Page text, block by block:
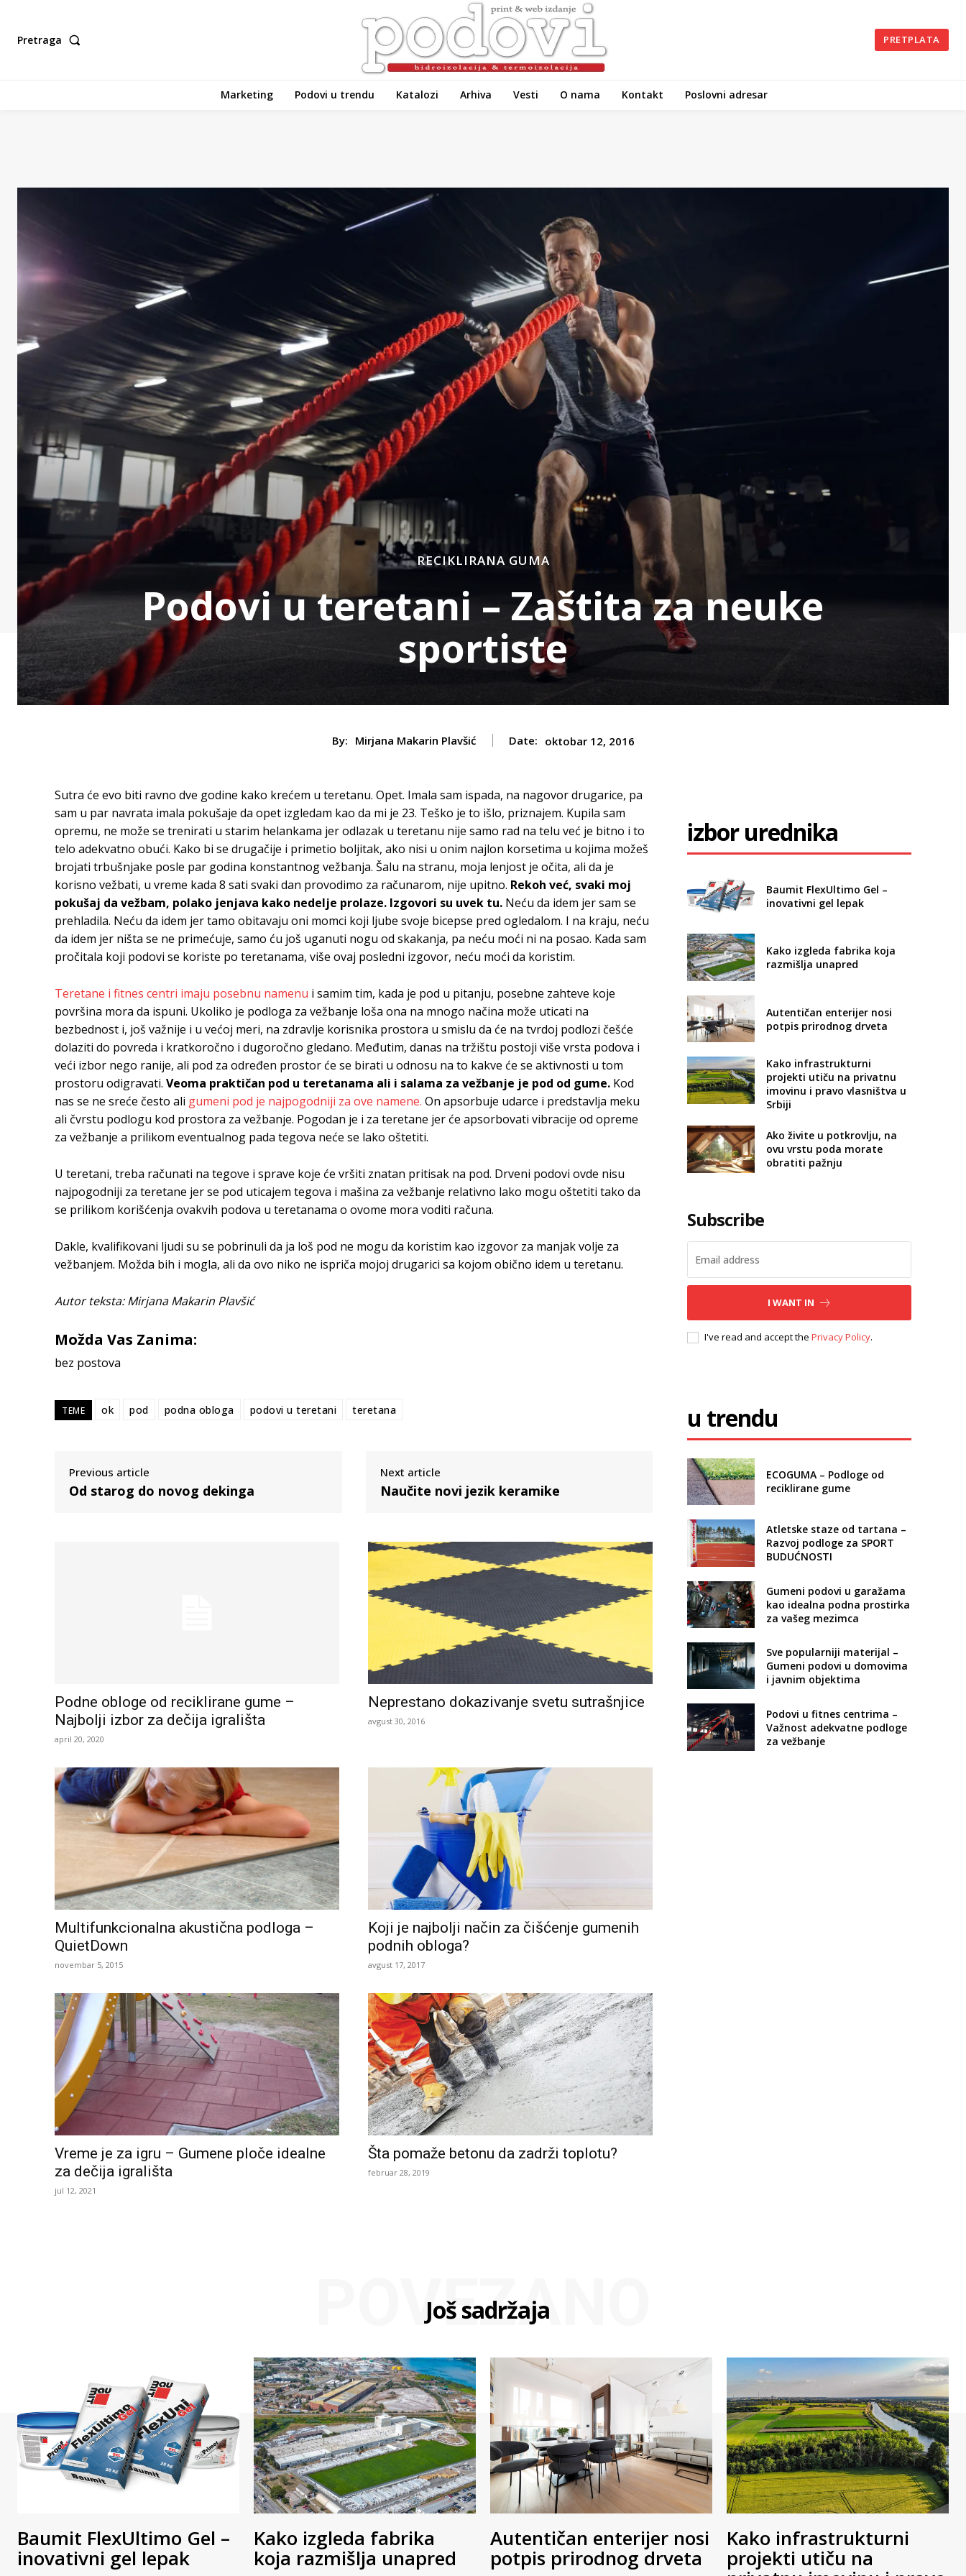
Pretraga PRETPLATA
Marketing Podovi u trendu Katalozi Arhiva Vesti O nama Kontakt Poslovni adresar
RECIKLIRANA GUMA
Podovi u teretani – Zaštita za neuke
sportiste
By: Mirjana Makarin Plavšić Date: oktobar 12, 2016
Sutra će evo biti ravno dve godine kako krećem u teretanu. Opet. Imala sam ispada, na nagovor drugarice, pa
sam u par navrata imala pokušaje da opet izgledam kao da mi je 23. Teško je to išlo, priznajem. Kupila sam
opremu, ne može se trenirati u starim helankama jer odlazak u teretanu nije samo rad na telu već je bitno i to
telo adekvatno obući. Kako bi se drugačije i primetio boljitak, ako nisi u onim najlon korsetima u kojima možeš
brojati trbušnjake posle par godina konstantnog vežbanja. Šalu na stranu, moja lenjost je očita, ali da je
korisno vežbati, u vreme kada 8 sati svaki dan provodimo za računarom, nije upitno. Rekoh već, svaki moj
pokušaj da vežbam, polako jenjava kako nedelje prolaze. Izgovori su uvek tu. Neću da idem jer sam se
prehladila. Neću da idem jer tamo obitavaju oni momci koji ljube svoje bicepse pred ogledalom. I na kraju, neću
da idem jer ništa se ne primećuje, samo ću još uganuti nogu od skakanja, pa neću moći ni na posao. Kada sam
pročitala koji podovi se koriste po teretanama, više ovaj posledni izgovor, neću moći da koristim.
Teretane i fitnes centri imaju posebnu namenu i samim tim, kada je pod u pitanju, posebne zahteve koje
površina mora da ispuni. Ukoliko je podloga za vežbanje loša ona na mnogo načina može uticati na
bezbednost i, još važnije i u većoj meri, na zdravlje korisnika prostora u smislu da će na tvrdoj podlozi češće
dolaziti do povreda i kratkoročno i dugoročno gledano. Međutim, danas na tržištu postoji više vrsta podova i
veći izbor nego ranije, ali pod za određen prostor će se birati u odnosu na to kakve će se aktivnosti u tom
prostoru odigravati. Veoma praktičan pod u teretanama ali i salama za vežbanje je pod od gume. Kod
nas se ne sreće često ali gumeni pod je najpogodniji za ove namene. On apsorbuje udarce i predstavlja meku
ali čvrstu podlogu kod prostora za vežbanje. Pogodan je i za teretane jer će apsorbovati vibracije od opreme
za vežbanje a prilikom eventualnog pada tegova neće se lako oštetiti.
U teretani, treba računati na tegove i sprave koje će vršiti znatan pritisak na pod. Drveni podovi ovde nisu
najpogodniji za teretane jer se pod uticajem tegova i mašina za vežbanje relativno lako mogu oštetiti tako da
se prilikom korišćenja ovakvih podova u teretanama o ovome mora voditi računa.
Dakle, kvalifikovani ljudi su se pobrinuli da ja loš pod ne mogu da koristim kao izgovor za manjak volje za
vežbanjem. Možda bih i mogla, ali da ovo niko ne ispriča mojoj drugarici sa kojom obično idem u teretanu.
Autor teksta: Mirjana Makarin Plavšić
Možda Vas Zanima:
bez postova
TEME ok pod podna obloga podovi u teretani teretana
Previous article
Od starog do novog dekinga
Next article
Naučite novi jezik keramike
Podne obloge od reciklirane gume –
Najbolji izbor za dečija igrališta
april 20, 2020
Neprestano dokazivanje svetu sutrašnjice
avgust 30, 2016
Multifunkcionalna akustična podloga –
QuietDown
novembar 5, 2015
Koji je najbolji način za čišćenje gumenih
podnih obloga?
avgust 17, 2017
Vreme je za igru – Gumene ploče idealne
za dečija igrališta
jul 12, 2021
Šta pomaže betonu da zadrži toplotu?
februar 28, 2019
izbor urednika
Baumit FlexUltimo Gel –
inovativni gel lepak
Kako izgleda fabrika koja
razmišlja unapred
Autentičan enterijer nosi
potpis prirodnog drveta
Kako infrastrukturni
projekti utiču na privatnu
imovinu i pravo vlasništva u
Srbiji
Ako živite u potkrovlju, na
ovu vrstu poda morate
obratiti pažnju
Subscribe
I WANT IN
I've read and accept thePrivacy Policy.
u trendu
ECOGUMA – Podloge od
reciklirane gume
Atletske staze od tartana –
Razvoj podloge za SPORT
BUDUĆNOSTI
Gumeni podovi u garažama
kao idealna podna prostirka
za vašeg mezimca
Sve popularniji materijal –
Gumeni podovi u domovima
i javnim objektima
Podovi u fitnes centrima –
Važnost adekvatne podloge
za vežbanje
Još sadržaja
POVEZANO
Baumit FlexUltimo Gel –
inovativni gel lepak
Kako izgleda fabrika
koja razmišlja unapred
Autentičan enterijer nosi
potpis prirodnog drveta
Kako infrastrukturni
projekti utiču na